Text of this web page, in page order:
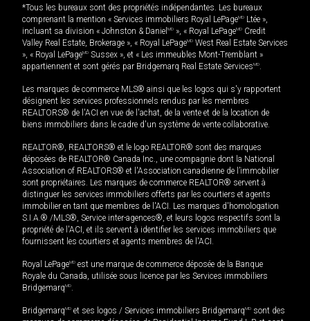
*Tous les bureaux sont des propriétés indépendantes. Les bureaux
comprenant la mention « Services immobiliers Royal LePageMD Ltée »,
incluant sa division « Johnston & Daniel MD », « Royal LePageMD Credit
Valley Real Estate, Brokerage », « Royal LePageMD West Real Estate Services
», « Royal LePageMD Sussex », et « Les immeubles Mont-Tremblant »
appartiennent et sont gérés par Bridgemarq Real Estate ServicesMD.
Les marques de commerce MLS® ainsi que les logos qui s'y rapportent
désignent les services professionnels rendus par les membres
REALTORS® de l'ACI en vue de l'achat, de la vente et de la location de
biens immobiliers dans le cadre d'un système de vente collaborative.
REALTOR®, REALTORS® et le logo REALTOR® sont des marques
déposées de REALTOR® Canada Inc., une compagnie dont la National
Association of REALTORS® et l'Association canadienne de l’immobilier
sont propriétaires. Les marques de commerce REALTOR® servent à
distinguer les services immobiliers offerts par les courtiers et agents
immobilier en tant que membres de l'ACI. Les marques d'homologation
S.I.A.® /MLS®, Service inter-agences®, et leurs logos respectifs sont la
propriété de l'ACI, et ils servent à identifier les services immobiliers que
fournissent les courtiers et agents membres de l'ACI.
Royal LePageMD est une marque de commerce déposée de la Banque
Royale du Canada, utilisée sous licence par les Services immobiliers
BridgemarqMD.
BridgemarqMD et ses logos / Services immobiliers BridgemarqMD sont des